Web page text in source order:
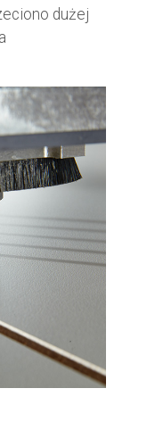
dużej